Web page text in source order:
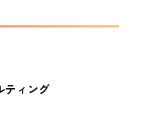
ティング